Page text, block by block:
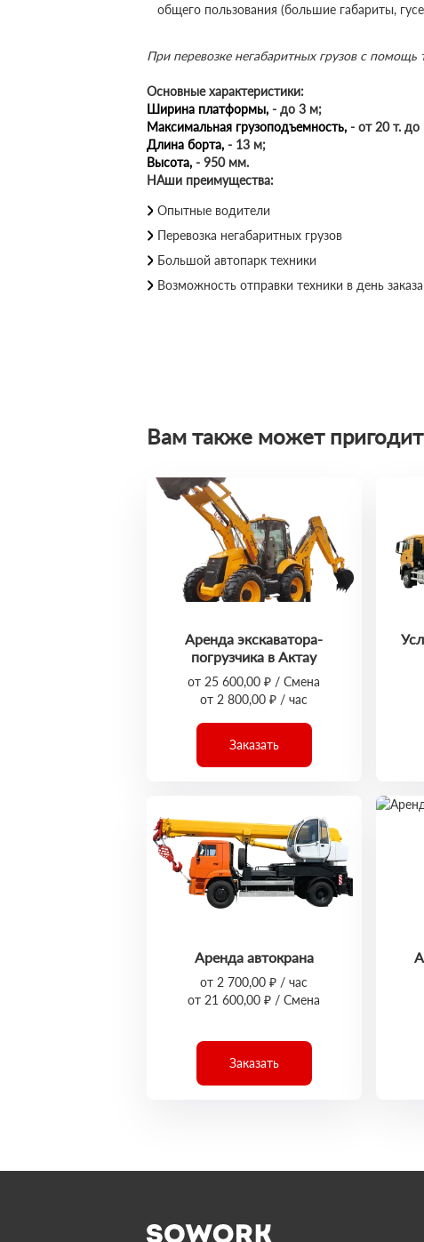
общего пользования (большие габариты,
При перевозке негабаритных грузов с
Основные характеристики:
Ширина платформы, - до 3 м;
Максимальная грузоподъемность, - от 20 т. до
Длина борта, - 13 м;
Высота, - 950 мм.
НАши преимущества:
Опытные водители
Перевозка негабаритных грузов
Большой автопарк техники
Возможность отправки техники в день заказа
Вам также может
Аренда экскаватора-
погрузчика в Актау
от 25 600,00 ₽ / Смена
от 2 800,00 ₽ / час
Заказать
Аренда автокрана
от 2 700,00 ₽ / час
от 21 600,00 ₽ / Смена
Заказать